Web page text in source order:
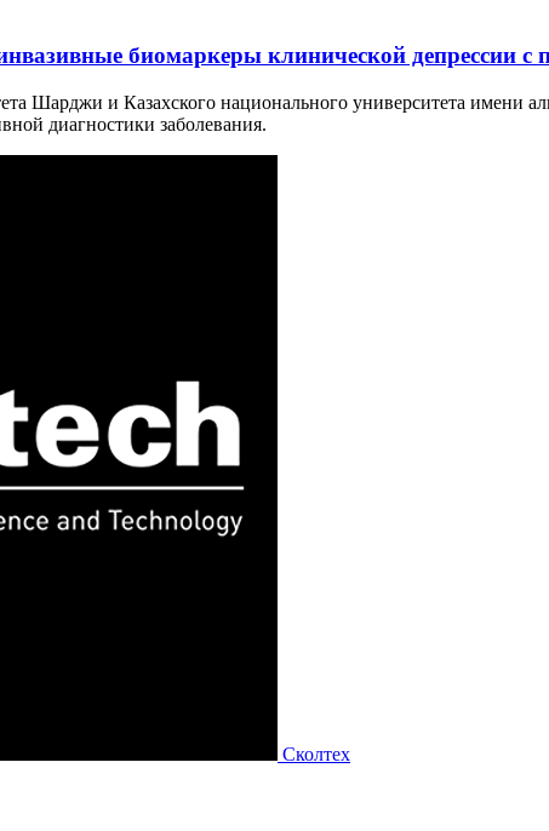
биомаркеры клинической депрессии
Шарджи и Казахского национального университета имени
диагностики заболевания.
Сколтех